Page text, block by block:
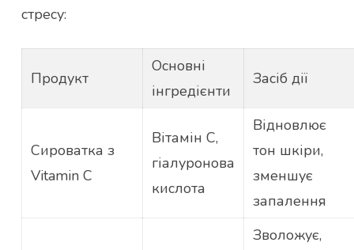
стресу:
Продукт
Основні
інгредієнти
Засіб дії
Сироватка з
Vitamin С
Вітамін С,
гіалуронова
кислота
Відновлює
тон шкіри,
зменшує
запалення
Зволожує,